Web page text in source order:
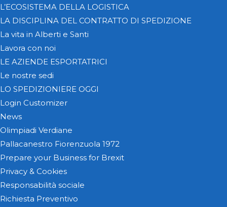
L’ECOSISTEMA DELLA LOGISTICA
LA DISCIPLINA DEL CONTRATTO DI SPEDIZIONE
La vita in Alberti e Santi
Lavora con noi
LE AZIENDE ESPORTATRICI
Le nostre sedi
LO SPEDIZIONIERE OGGI
Login Customizer
News
Olimpiadi Verdiane
Pallacanestro Fiorenzuola 1972
Prepare your Business for Brexit
Privacy & Cookies
Responsabilità sociale
Richiesta Preventivo